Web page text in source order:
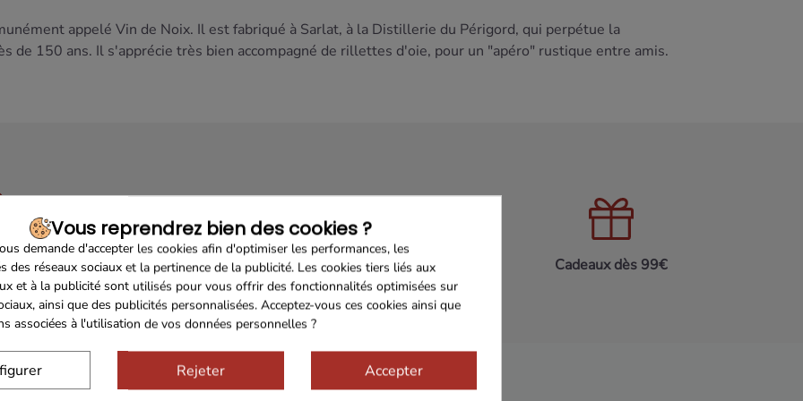
appelé Vin de Noix. Il est fabriqué à Sarlat, à la Distillerie du Périgord, qui perpétue la
de 150 ans. Il s'apprécie très bien accompagné de rillettes d'oie, pour un "apéro" rustique entre amis.
Franco de port 79€ Livraison 24h/48h Cadeaux dès 99€
Vous reprendrez bien des cookies ?
demande d'accepter les cookies afin d'optimiser les performances, les
des réseaux sociaux et la pertinence de la publicité. Les cookies tiers liés aux
et à la publicité sont utilisés pour vous offrir des fonctionnalités optimisées sur
ainsi que des publicités personnalisées. Acceptez-vous ces cookies ainsi que
associées à l'utilisation de vos données personnelles ?
Rejeter Accepter